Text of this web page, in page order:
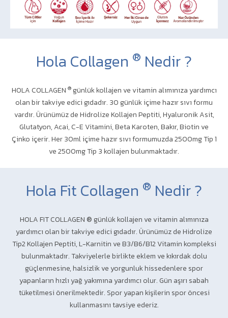
Hola Collagen ® Nedir ?
HOLA COLLAGEN ®günlük kollajen ve vitamin alımınıza yardımcı
olan bir takviye edici gıdadır. 30 günlük içime hazır sıvı formu
vardır. Ürünümüz de Hidrolize Kollajen Peptiti, Hyaluronik Asit,
Glutatyon, Acai, C-E Vitamini, Beta Karoten, Bakır, Biotin ve
Çinko içerir. Her 30ml içime hazır sıvı formumuzda 2500mg Tip 1
ve 2500mg Tip 3 kollajen bulunmaktadır.
Hola Fit Collagen ® Nedir ?
HOLA FIT COLLAGEN ® günlük kollajen ve vitamin alımınıza
yardımcı olan bir takviye edici gıdadır. Ürünümüz de Hidrolize
Tip2 Kollajen Peptiti, L-Karnitin ve B3/B6/B12 Vitamin kompleksi
bulunmaktadır. Takviyelerle birlikte eklem ve kıkırdak dolu
güçlenmesine, halsizlik ve yorgunluk hissedenlere spor
yapanların hızlı yağ yakımına yardımcı olur. Gün aşırı sabah
tüketilmesi önerilmektedir. Spor yapan kişilerin spor öncesi
kullanmasını tavsiye ederiz.